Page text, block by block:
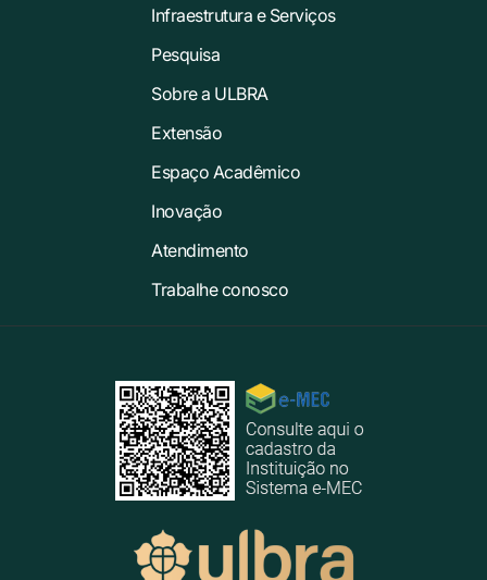
Infraestrutura e Serviços
Pesquisa
Sobre a ULBRA
Extensão
Espaço Acadêmico
Inovação
Atendimento
Trabalhe conosco